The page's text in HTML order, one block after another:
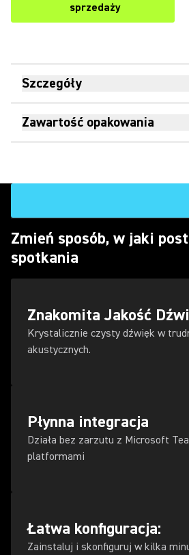
sprzedaży
Szczegóły
Zawartość opakowania
Zmień sposób, w jaki
spotkania
Znakomita Jakość
Krystalicznie czysty dźwięk w
akustycznych.
Płynna integracja
Działa bez zarzutu z Microsoft
platformami
Łatwa konfiguracja:
Zainstaluj i skonfiguruj w kilka